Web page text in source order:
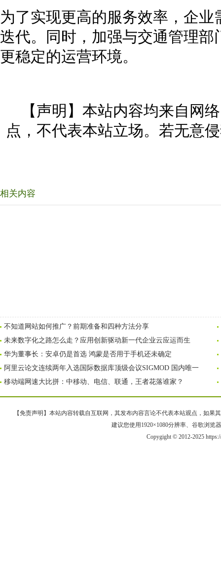
为了实现更高的服务效率，企
迭代。同时，加强与交通管理
更稳定的运营环境。
【声明】本站内容均来自网
点，不代表本站立场。若无意
相关内容
不知道网站如何推广？前期准备和四种方法分享
未来数字化之路怎么走？应用创新驱动新一代企业云应运而生
华为董事长：安卓仍是首选 鸿蒙是否用于手机还未确定
阿里云论文连续两年入选国际数据库顶级会议SIGMOD 国内唯一
移动端网速大比拼：中移动、电信、联通，王者花落谁家？
【免责声明】本站内容转载自互联网，其发布内容言论不代表本站观点，如果
建议您使用1920×1080分辨率、谷歌浏览
Copygight © 2012-2025